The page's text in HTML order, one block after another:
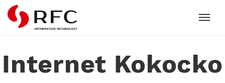
RFC
Internet Kokocko